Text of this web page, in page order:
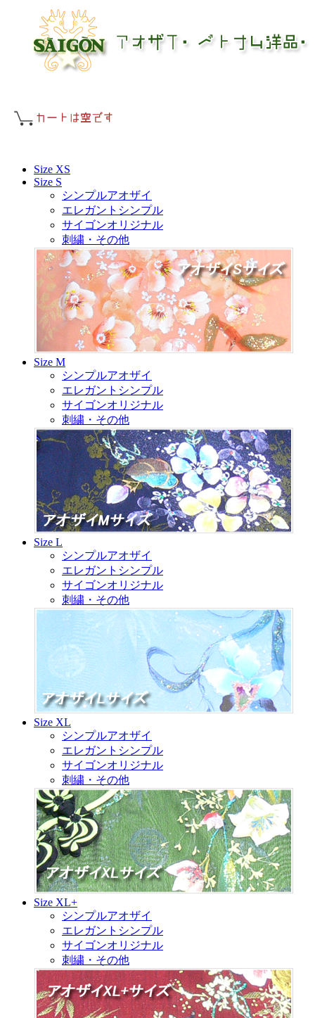
Size XS
Size S
シンプルアオザイ
エレガントシンプル
サイゴンオリジナル
刺繍・その他
Size M
シンプルアオザイ
エレガントシンプル
サイゴンオリジナル
刺繍・その他
Size L
シンプルアオザイ
エレガントシンプル
サイゴンオリジナル
刺繍・その他
Size XL
シンプルアオザイ
エレガントシンプル
サイゴンオリジナル
刺繍・その他
Size XL+
シンプルアオザイ
エレガントシンプル
サイゴンオリジナル
刺繍・その他